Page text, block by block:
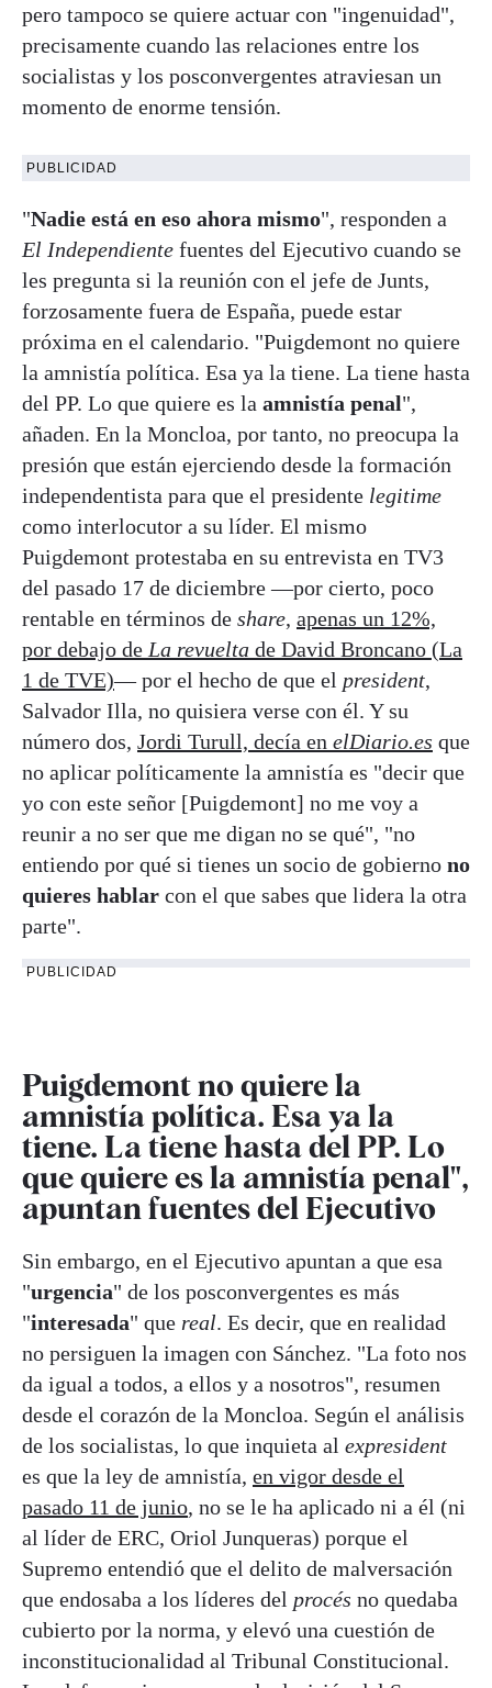
pero tampoco se quiere actuar con "ingenuidad",
precisamente cuando las relaciones entre los
socialistas y los posconvergentes atraviesan un
momento de enorme tensión.
PUBLICIDAD
"Nadie está en eso ahora mismo", responden a
El Independiente fuentes del Ejecutivo cuando se
les pregunta si la reunión con el jefe de Junts,
forzosamente fuera de España, puede estar
próxima en el calendario. "Puigdemont no quiere
la amnistía política. Esa ya la tiene. La tiene hasta
del PP. Lo que quiere es la amnistía penal",
añaden. En la Moncloa, por tanto, no preocupa la
presión que están ejerciendo desde la formación
independentista para que el presidente legitime
como interlocutor a su líder. El mismo
Puigdemont protestaba en su entrevista en TV3
del pasado 17 de diciembre —por cierto, poco
rentable en términos de share, apenas un 12%,
por debajo de La revuelta de David Broncano (La
1 de TVE)— por el hecho de que el president,
Salvador Illa, no quisiera verse con él. Y su
número dos, Jordi Turull, decía en elDiario.es que
no aplicar políticamente la amnistía es "decir que
yo con este señor [Puigdemont] no me voy a
reunir a no ser que me digan no se qué", "no
entiendo por qué si tienes un socio de gobierno no
quieres hablar con el que sabes que lidera la otra
parte".
PUBLICIDAD
Puigdemont no quiere la
amnistía política. Esa ya la
tiene. La tiene hasta del PP. Lo
que quiere es la amnistía penal",
apuntan fuentes del Ejecutivo
Sin embargo, en el Ejecutivo apuntan a que esa
"urgencia" de los posconvergentes es más
"interesada" que real. Es decir, que en realidad
no persiguen la imagen con Sánchez. "La foto nos
da igual a todos, a ellos y a nosotros", resumen
desde el corazón de la Moncloa. Según el análisis
de los socialistas, lo que inquieta al expresident
es que la ley de amnistía, en vigor desde el
pasado 11 de junio, no se le ha aplicado ni a él (ni
al líder de ERC, Oriol Junqueras) porque el
Supremo entendió que el delito de malversación
que endosaba a los líderes del procés no quedaba
cubierto por la norma, y elevó una cuestión de
inconstitucionalidad al Tribunal Constitucional.